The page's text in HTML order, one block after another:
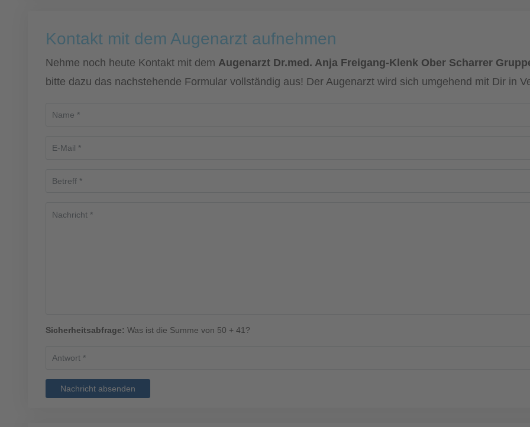
Kontakt mit dem Augenarzt aufnehmen
Nehme noch heute Kontakt mit dem Augenarzt Dr.med. Anja Freigang-Klenk Ober Scharrer
bitte dazu das nachstehende Formular vollständig aus! Der Augenarzt wird sich umgehend mit Dir in
Sicherheitsabfrage: Was ist die Summe von 50 + 41?
Nachricht absenden